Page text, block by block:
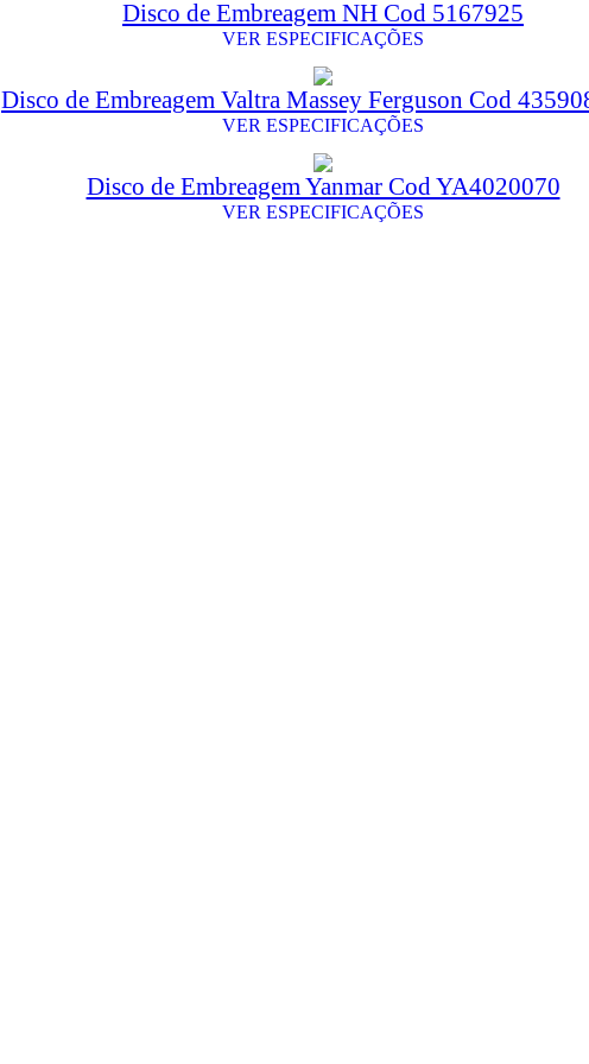
Disco de Embreagem NH Cod 5167925
VER ESPECIFICAÇÕES
Disco de Embreagem Valtra Massey Ferguson Cod
VER ESPECIFICAÇÕES
Disco de Embreagem Yanmar Cod YA4020070
VER ESPECIFICAÇÕES